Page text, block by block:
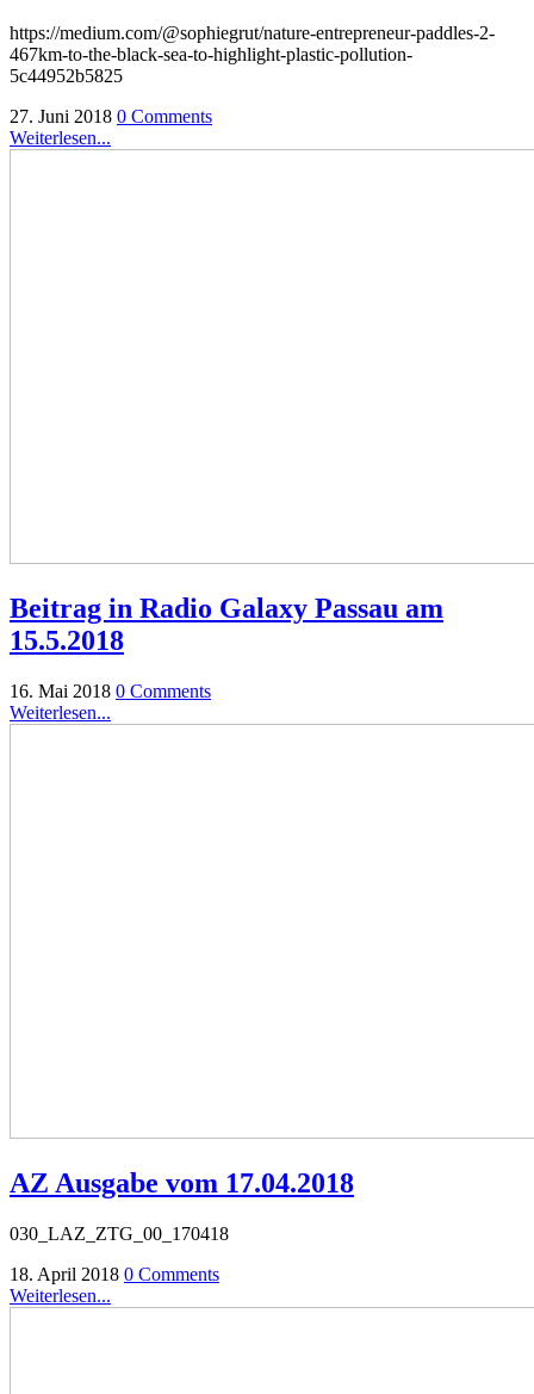
https://medium.com/@sophiegrut/nature-entrepreneur-paddles-2-
467km-to-the-black-sea-to-highlight-plastic-pollution-
5c44952b5825
27. Juni 2018 0 Comments
Weiterlesen...
Beitrag in Radio Galaxy Passau am
15.5.2018
16. Mai 2018 0 Comments
Weiterlesen...
AZ Ausgabe vom 17.04.2018
030_LAZ_ZTG_00_170418
18. April 2018 0 Comments
Weiterlesen...